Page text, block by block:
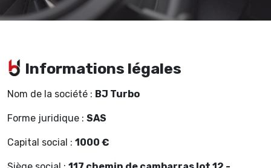
Informations légales
Nom de la société : BJ Turbo
Forme juridique : SAS
Capital social : 1000 €